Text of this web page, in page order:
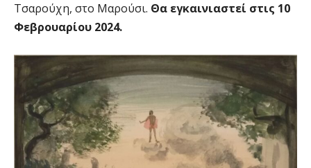
Τσαρούχη, στο Μαρούσι. Θα εγκαινιαστεί στις 10
Φεβρουαρίου 2024.